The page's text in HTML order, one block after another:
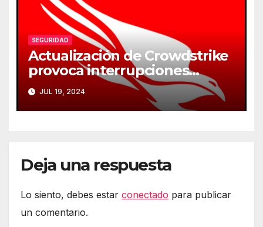
SEGURIDAD
Actualización de Crowdstrike
provoca interrupciones
masivas en servicios críticos
JUL 19, 2024
Deja una respuesta
Lo siento, debes estar conectado para publicar
un comentario.